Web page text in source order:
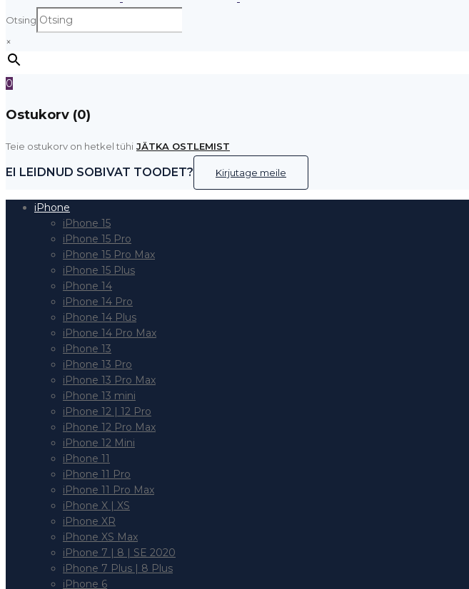
Otsing
×
0
Ostukorv (0)
Teie ostukorv on hetkel tühi JÄTKA OSTLEMIST
EI LEIDNUD SOBIVAT TOODET? Kirjutage meile
iPhone
iPhone 15
iPhone 15 Pro
iPhone 15 Pro Max
iPhone 15 Plus
iPhone 14
iPhone 14 Pro
iPhone 14 Plus
iPhone 14 Pro Max
iPhone 13
iPhone 13 Pro
iPhone 13 Pro Max
iPhone 13 mini
iPhone 12 | 12 Pro
iPhone 12 Pro Max
iPhone 12 Mini
iPhone 11
iPhone 11 Pro
iPhone 11 Pro Max
iPhone X | XS
iPhone XR
iPhone XS Max
iPhone 7 | 8 | SE 2020
iPhone 7 Plus | 8 Plus
iPhone 6